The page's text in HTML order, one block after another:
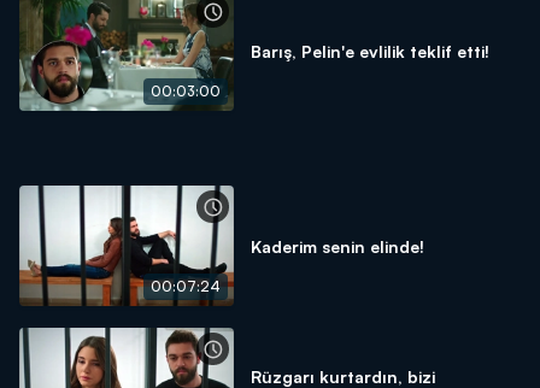
00:03:00
Barış, Pelin'e evlilik teklif etti!
00:07:24
Kaderim senin elinde!
Rüzgarı kurtardın, bizi